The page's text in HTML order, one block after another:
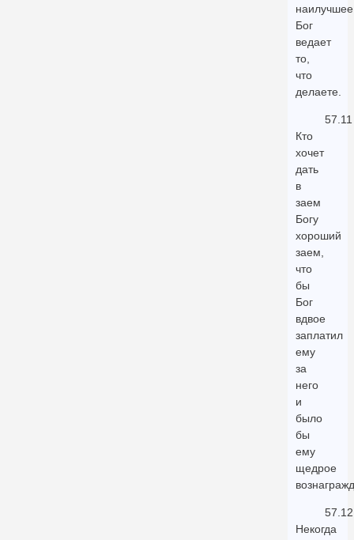
Бог
ведает
то,
что
делаете.
57.11
Кто
хочет
дать
в
заем
Богу
хороший
заем,
что
бы
Бог
вдвое
заплатил
ему
за
него
и
было
бы
ему
щедрое
57.12
Некогда